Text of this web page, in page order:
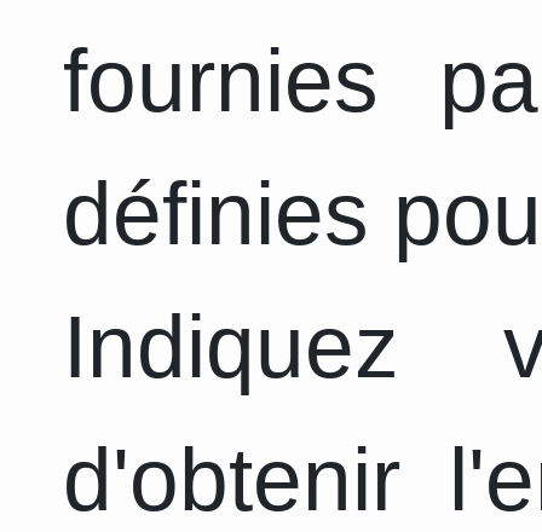
fournies
définies
Indiquez
d'obtenir